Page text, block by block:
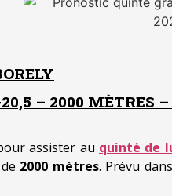
– 2000 MÈTRES
assister au quinté de
2000 mètres. Prévu